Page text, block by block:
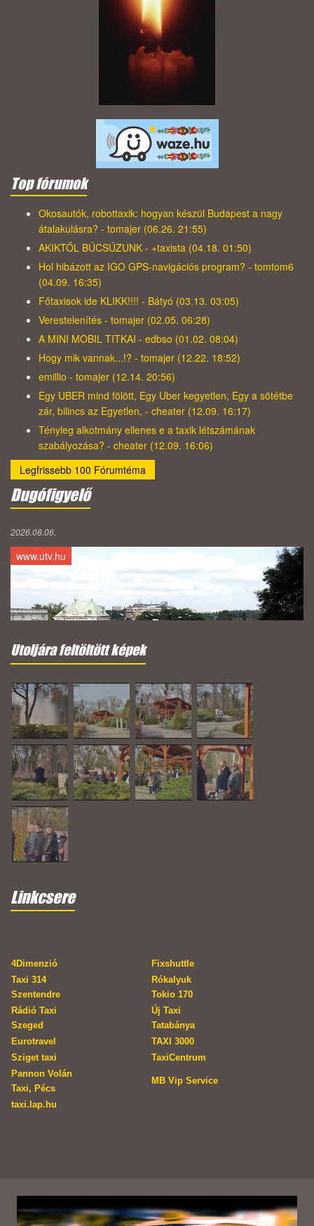
Top fórumok
Okosautók, robottaxik: hogyan készül Budapest a nagy
átalakulásra? - tomajer (06.26. 21:55)
AKIKTŐL BÚCSÚZUNK - +taxista (04.18. 01:50)
Hol hibázott az IGO GPS-navigációs program? - tomtom6
(04.09. 16:35)
Főtaxisok ide KLIKK!!!! - Bátyó (03.13. 03:05)
Verestelenítés - tomajer (02.05. 06:28)
A MINI MOBIL TITKAI - edbso (01.02. 08:04)
Hogy mik vannak...!? - tomajer (12.22. 18:52)
emillio - tomajer (12.14. 20:56)
Egy UBER mind fölött, Egy Uber kegyetlen, Egy a sötétbe
zár, bilincs az Egyetlen, - cheater (12.09. 16:17)
Tényleg alkotmány ellenes e a taxik létszámának
szabályozása? - cheater (12.09. 16:06)
Legfrissebb 100 Fórumtéma
Dugófigyelő
2026.08.06.
www.utv.hu
Utoljára feltöltött képek
Linkcsere
4Dimenzió
Fixshuttle
Taxi 314
Szentendre
Rókalyuk
Tokio 170
Rádió Taxi
Szeged
Új Taxi
Tatabánya
Eurotravel
TAXI 3000
Sziget taxi
TaxiCentrum
Pannon Volán
Taxi, Pécs
MB Vip Service
taxi.lap.hu